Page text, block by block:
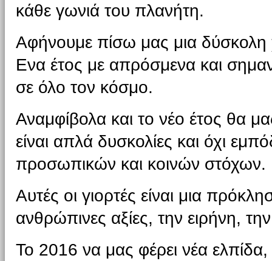
κάθε γωνιά του πλανήτη.
Αφήνουμε πίσω μας μια δύσκολη
Ενα έτος με απρόσμενα και
σε όλο τον κόσμο.
Αναμφίβολα και το νέο έτος θα
είναι απλά δυσκολίες και όχι
προσωπικών και κοινών στόχων.
Αυτές οι γιορτές είναι μια
ανθρώπινες αξίες, την ειρήνη,
Το 2016 να μας φέρει νέα